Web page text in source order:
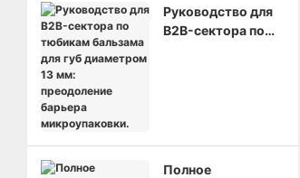
Руководство для
B2B-сектора по
микроупаковки.
Полное